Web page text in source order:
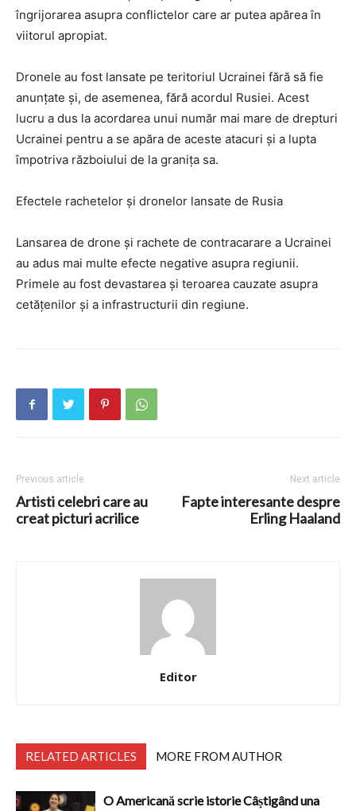
îngrijorarea asupra conflictelor care ar putea apărea în
viitorul apropiat.
Dronele au fost lansate pe teritoriul Ucrainei fără să fie
anunțate și, de asemenea, fără acordul Rusiei. Acest
lucru a dus la acordarea unui număr mai mare de drepturi
Ucrainei pentru a se apăra de aceste atacuri și a lupta
împotriva războiului de la granița sa.
Efectele rachetelor și dronelor lansate de Rusia
Lansarea de drone și rachete de contracarare a Ucrainei
au adus mai multe efecte negative asupra regiunii.
Primele au fost devastarea și teroarea cauzate asupra
cetățenilor și a infrastructurii din regiune.
Previous article
Artisti celebri care au
creat picturi acrilice
Next article
Fapte interesante despre
Erling Haaland
Editor
RELATED ARTICLES MORE FROM AUTHOR
O Americană scrie istorie Câștigând una